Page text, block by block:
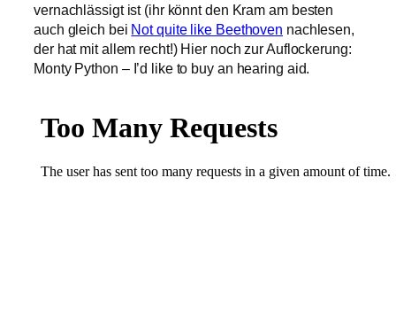
vernachlässigt ist (ihr könnt den Kram am besten
auch gleich bei Not quite like Beethoven nachlesen,
der hat mit allem recht!) Hier noch zur Auflockerung:
Monty Python – I’d like to buy an hearing aid.